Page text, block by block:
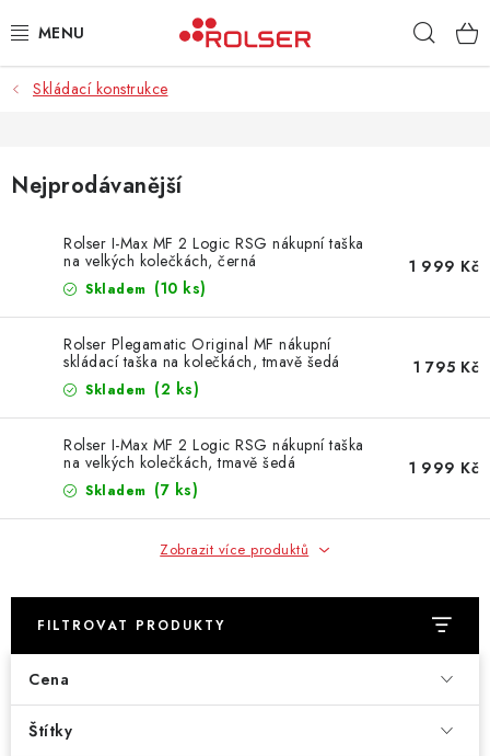
na
TAŠKY NA KOLEČKÁCH
KLASICKÉ TAŠKY
PŘÍSLUŠENSTVÍ
Kontakt Obchodní podmínky
Skládací konstrukce
Nejprodávanější
Rolser I-Max MF 2 Logic RSG nákupní taška
na velkých kolečkách, černá
Skladem (10 ks)
1 999 Kč
Rolser Plegamatic Original MF nákupní
skládací taška na kolečkách, tmavě šedá
Skladem (2 ks)
1 795 Kč
Rolser I-Max MF 2 Logic RSG nákupní taška
na velkých kolečkách, tmavě šedá
Skladem (7 ks)
1 999 Kč
Zobrazit více produktů
FILTROVAT PRODUKTY
Cena
Štítky